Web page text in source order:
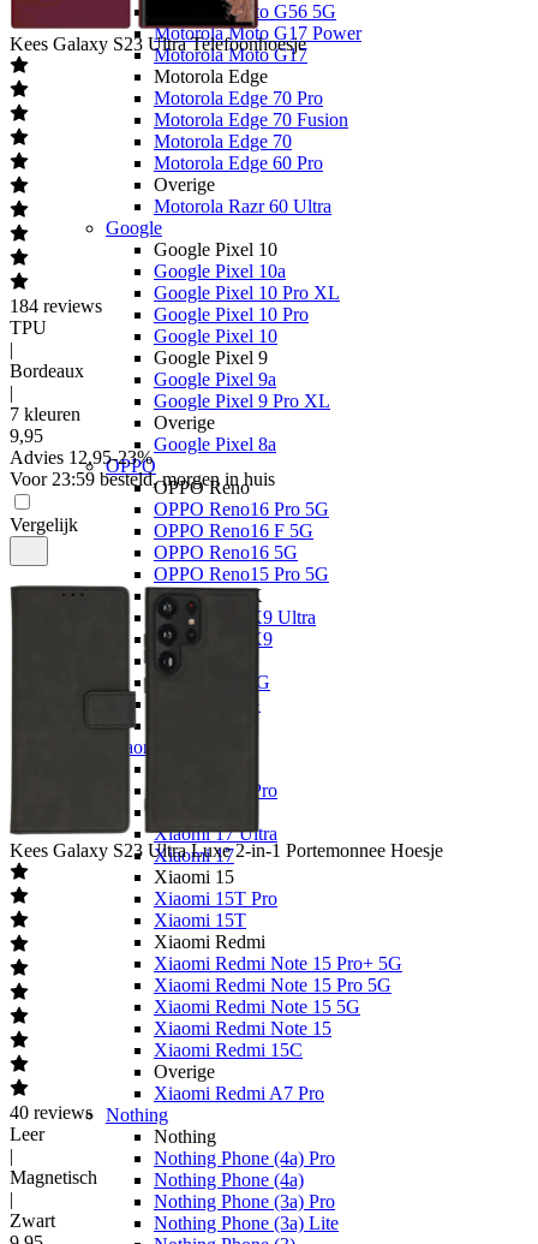
Motorola Moto G56 5G
Motorola Moto G17 Power
Motorola Moto G17
Motorola Edge
Motorola Edge 70 Pro
Motorola Edge 70 Fusion
Motorola Edge 70
Motorola Edge 60 Pro
Overige
Motorola Razr 60 Ultra
Google
Google Pixel 10
Google Pixel 10a
Google Pixel 10 Pro XL
Google Pixel 10 Pro
Google Pixel 10
Google Pixel 9
Google Pixel 9a
Google Pixel 9 Pro XL
Overige
Google Pixel 8a
OPPO
OPPO Reno
OPPO Reno16 Pro 5G
OPPO Reno16 F 5G
OPPO Reno16 5G
OPPO Reno15 Pro 5G
OPPO Find X
OPPO Find X9 Ultra
OPPO Find X9
OPPO A
OPPO A6x 5G
OPPO A6 5G
Xiaomi
Xiaomi 17T Pro
Xiaomi 17 Ultra
Xiaomi 17
Xiaomi 15
Xiaomi 15T Pro
Xiaomi 15T
Xiaomi Redmi
Xiaomi Redmi Note 15 Pro+ 5G
Xiaomi Redmi Note 15 Pro 5G
Xiaomi Redmi Note 15 5G
Xiaomi Redmi Note 15
Xiaomi Redmi 15C
Overige
Xiaomi Redmi A7 Pro
Nothing
Nothing
Nothing Phone (4a) Pro
Nothing Phone (4a)
Nothing Phone (3a) Pro
Nothing Phone (3a) Lite
Kees Galaxy S23 Ultra Telefoonhoesje
184 reviews
TPU
|
Bordeaux
|
7 kleuren
9,95
Advies 12,95-23%
Voor 23:59 besteld, morgen in huis
Vergelijk
Kees Galaxy S23 Ultra Luxe 2-in-1 Portemonnee Hoesje
40 reviews
Leer
|
Magnetisch
|
Zwart